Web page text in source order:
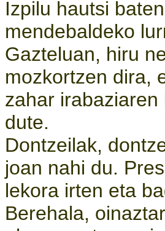
Izpilu hautsi
mendebaldeko
Gazteluan, hiru
mozkortzen dira,
zahar
dute.
Dontzeilak,
joan nahi du.
lekora irten eta
Berehala,